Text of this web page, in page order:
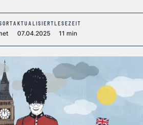
AKTUALISIERT
07.04.2025
LESEZEIT
11 min